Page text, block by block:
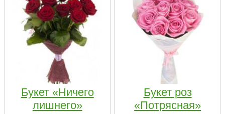
Букет «Ничего
лишнего»
Букет роз
«Потрясная»